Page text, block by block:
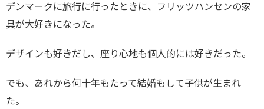
デンマークに旅行に行ったときに、フリッツハンセンの家
具が大好きになった。
デザインも好きだし、座り心地も個人的には好きだった。
でも、あれから何十年もたって結婚もして子供が生まれ
た。